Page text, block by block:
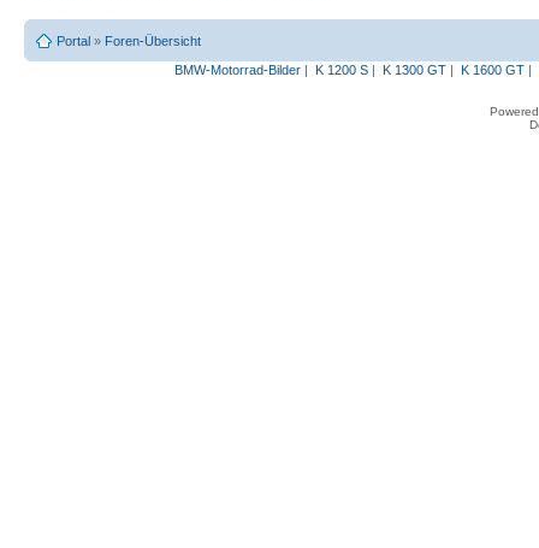
Portal » Foren-Übersicht
BMW-Motorrad-Bilder| K 1200 S| K 1300 GT| K 1600 GT|